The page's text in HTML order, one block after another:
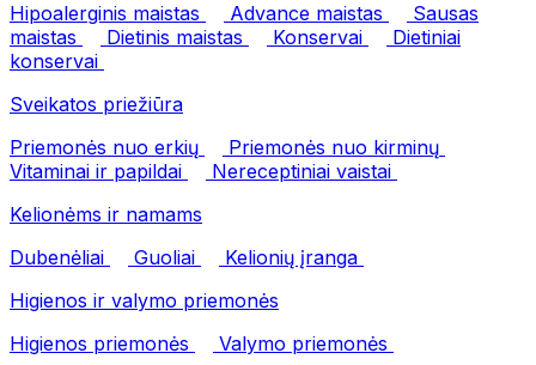
Hipoalerginis maistas
Advance maistas
Sausas
maistas
Dietinis maistas Konservai
Dietiniai
konservai
Sveikatos priežiūra
Priemonės nuo erkių
Priemonės nuo kirminų
Vitaminai ir papildai
Nereceptiniai vaistai
Kelionėms ir namams
Dubenėliai
Guoliai
Kelionių įranga
Higienos ir valymo priemonės
Higienos priemonės
Valymo priemonės